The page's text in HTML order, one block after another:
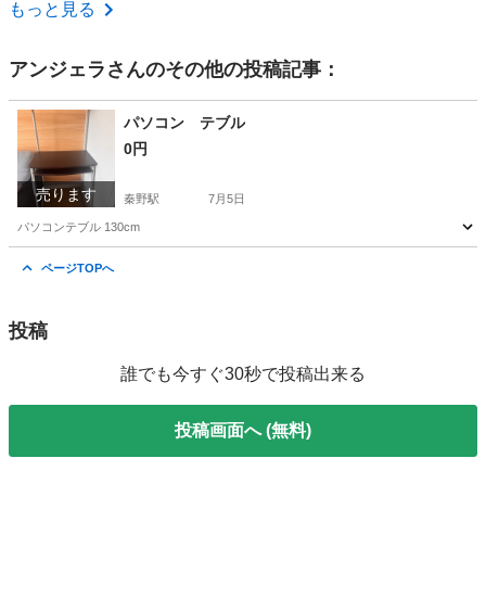
もっと見る
アンジェラ さんのその他の投稿記事：
売ります
パソコン テブル
0円
秦野駅 7月5日
パソコンテブル 130cm
ページTOPへ
投稿
誰でも今すぐ30秒で投稿出来る
投稿画面へ (無料)